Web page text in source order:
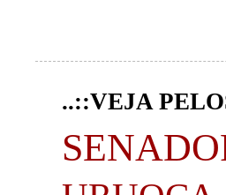
..::VEJA